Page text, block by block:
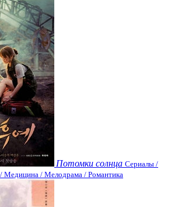
Потомки солнца Сериалы /
Медицина / Мелодрама / Романтика